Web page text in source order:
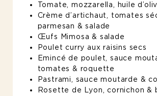
Tomate, mozzarella, huile
Crème d’artichaut, tomates
parmesan & salade
Œufs Mimosa & salade
Poulet curry aux raisins secs
Emincé de poulet, sauce
tomates & roquette
Pastrami, sauce moutarde &
Rosette de Lyon, cornichon &